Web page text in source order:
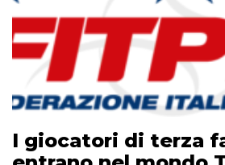
I giocatori di terza